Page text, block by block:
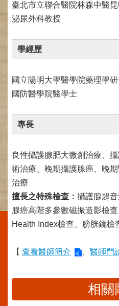
醫
療
費
電
子
歷
施
圍
通
資
訊
院
醫
簡
臺北市立聯合醫院林森中醫
泌尿外科教授
學經歷
國立陽明大學醫學院藥理學
國防醫學院醫學士
專長
良性攝護腺肥大微創治療、
術治療、晚期攝護腺癌、晚
治療
擅長之特殊檢查： 攝護腺超
腺癌高階多參數磁振造影檢
Health Index檢查、膀胱鏡檢
【 查看醫師簡介 醫師門
相關